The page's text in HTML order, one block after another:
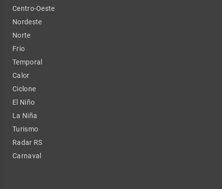
Centro-Oeste
Nordeste
Norte
Frio
Temporal
Calor
Ciclone
El Niño
La Niña
Turismo
Radar RS
Carnaval